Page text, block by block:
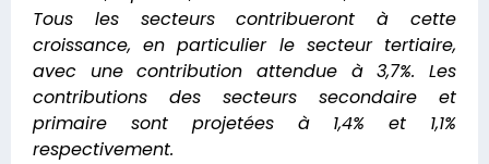
Tous les secteurs contribueront à cette
croissance, en particulier le secteur tertiaire,
avec une contribution attendue à 3,7%. Les
contributions des secteurs secondaire et
primaire sont projetées à 1,4% et 1,1%
respectivement.